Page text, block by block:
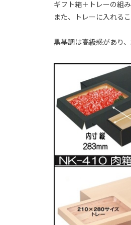
ギフト箱＋トレーの組
また、トレーに入れる
黒基調は高級感があり